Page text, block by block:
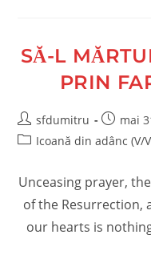
SĂ-L
PRIN
Post
author:
sfdumitru
Postmai
PostIcoană din adânc (V/
Unceasing prayer,
of the Resurrection,
our hearts is